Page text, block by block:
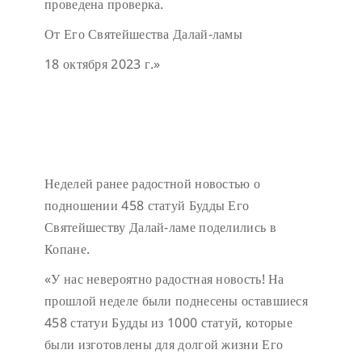
проведена проверка.
От Его Святейшества Далай-ламы
18 октября 2023 г.»
Неделей ранее радостной новостью о
подношении 458 статуй Будды Его
Святейшеству Далай-ламе поделились в
Копане.
«У нас невероятно радостная новость! На
прошлой неделе были поднесены оставшиеся
458 статуи Будды из 1000 статуй, которые
были изготовлены для долгой жизни Его